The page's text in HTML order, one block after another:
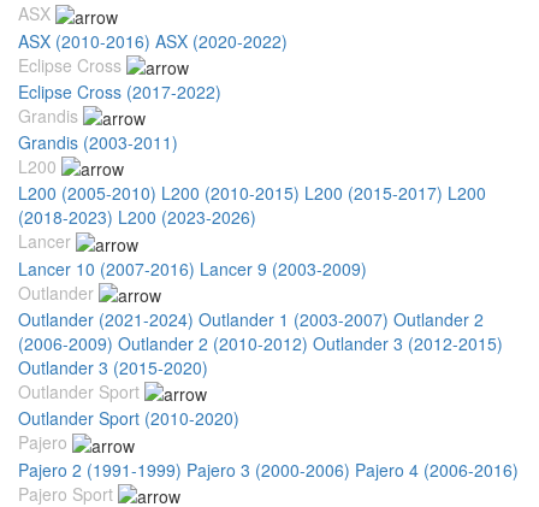
ASX
ASX (2010-2016) ASX (2020-2022)
Eclipse Cross
Eclipse Cross (2017-2022)
Grandis
Grandis (2003-2011)
L200
L200 (2005-2010) L200 (2010-2015) L200 (2015-2017) L200
(2018-2023) L200 (2023-2026)
Lancer
Lancer 10 (2007-2016) Lancer 9 (2003-2009)
Outlander
Outlander (2021-2024) Outlander 1 (2003-2007) Outlander 2
(2006-2009) Outlander 2 (2010-2012) Outlander 3 (2012-2015)
Outlander 3 (2015-2020)
Outlander Sport
Outlander Sport (2010-2020)
Pajero
Pajero 2 (1991-1999) Pajero 3 (2000-2006) Pajero 4 (2006-2016)
Pajero Sport